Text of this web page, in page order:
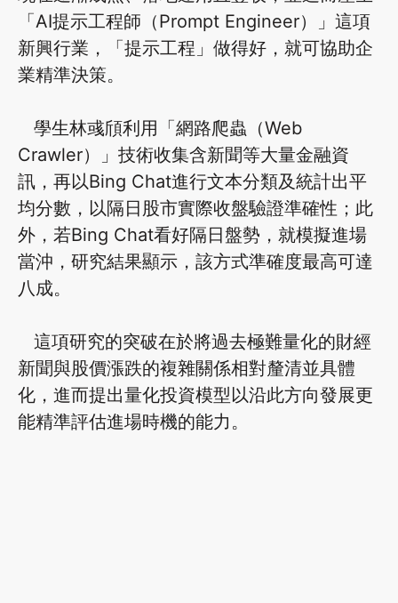
「AI提示工程師（Prompt Engineer）」這項
新興行業，「提示工程」做得好，就可協助企
業精準決策。
學生林彧頎利用「網路爬蟲（Web
Crawler）」技術收集含新聞等大量金融資
訊，再以Bing Chat進行文本分類及統計出平
均分數，以隔日股市實際收盤驗證準確性；此
外，若Bing Chat看好隔日盤勢，就模擬進場
當沖，研究結果顯示，該方式準確度最高可達
八成。
這項研究的突破在於將過去極難量化的財經
新聞與股價漲跌的複雜關係相對釐清並具體
化，進而提出量化投資模型以沿此方向發展更
能精準評估進場時機的能力。